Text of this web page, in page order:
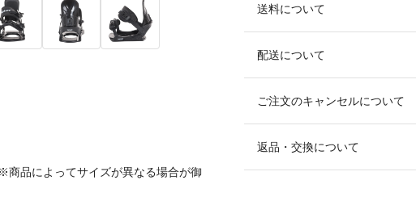
送料について
配送について
ご注文のキャンセルについて
返品・交換について
商品によってサイズが異なる場合が御